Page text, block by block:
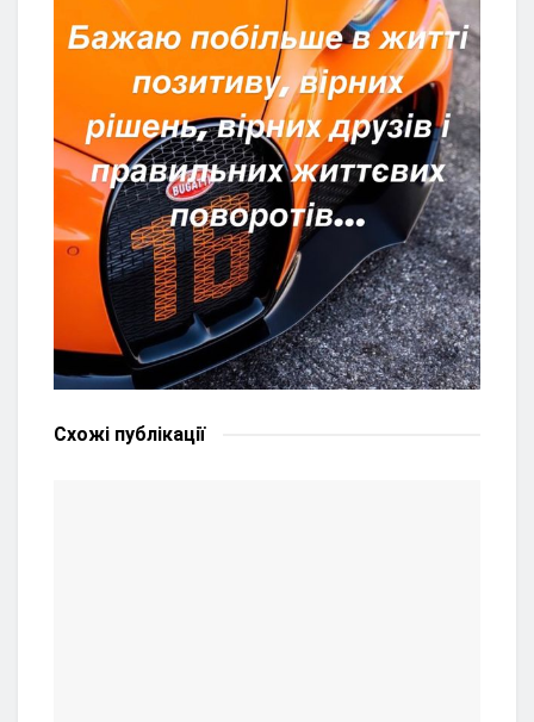
Схожі публікації